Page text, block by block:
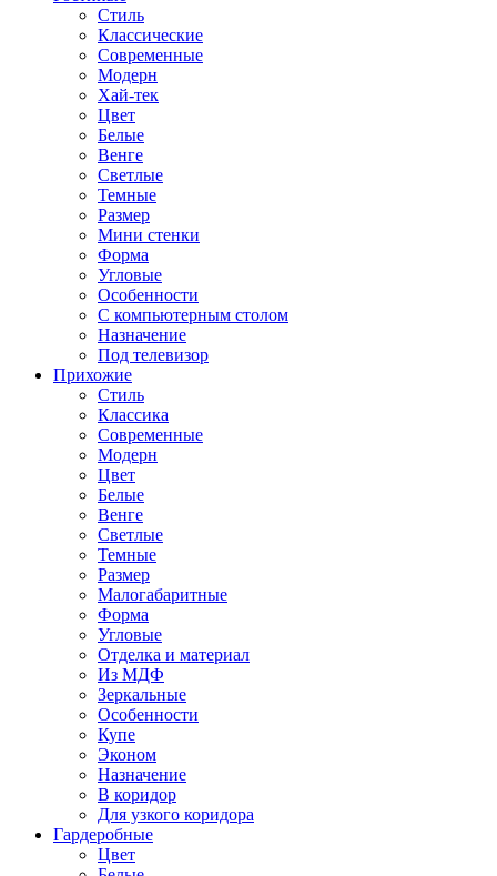
Стиль
Классические
Современные
Модерн
Хай-тек
Цвет
Белые
Венге
Светлые
Темные
Размер
Мини стенки
Форма
Угловые
Особенности
С компьютерным столом
Назначение
Под телевизор
Прихожие
Стиль
Классика
Современные
Модерн
Цвет
Белые
Венге
Светлые
Темные
Размер
Малогабаритные
Форма
Угловые
Отделка и материал
Из МДФ
Зеркальные
Особенности
Купе
Эконом
Назначение
В коридор
Для узкого коридора
Гардеробные
Цвет